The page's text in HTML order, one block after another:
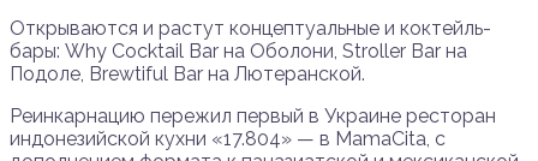
Открываются и растут концептуальные и коктейль-
бары: Why Cocktail Bar на Оболони, Stroller Bar на
Подоле, Brewtiful Bar на Лютеранской.
Реинкарнацию пережил первый в Украине ресторан
индонезийской кухни «17.804» — в MamaCita, с